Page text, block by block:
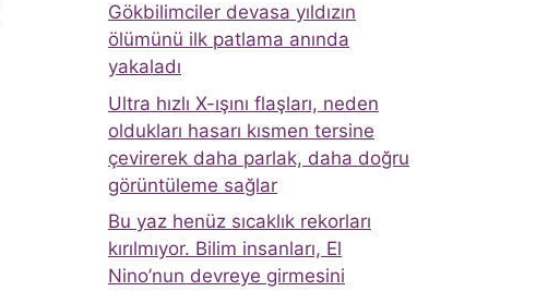
Gökbilimciler devasa yıldızın
ölümünü ilk patlama anında
yakaladı
Ultra hızlı X-ışını flaşları, neden
oldukları hasarı kısmen tersine
çevirerek daha parlak, daha doğru
görüntüleme sağlar
Bu yaz henüz sıcaklık rekorları
kırılmıyor. Bilim insanları, El
Nino’nun devreye girmesini